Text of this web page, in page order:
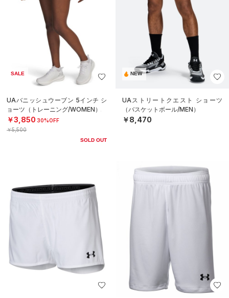
SALE
UAバニッシュウーブン 5インチ シ
ョーツ（トレーニング/WOMEN）
￥3,850 30%OFF
￥5,500
SOLD OUT
NEW
UAストリートクエスト ショーツ
（バスケットボール/MEN）
￥8,470